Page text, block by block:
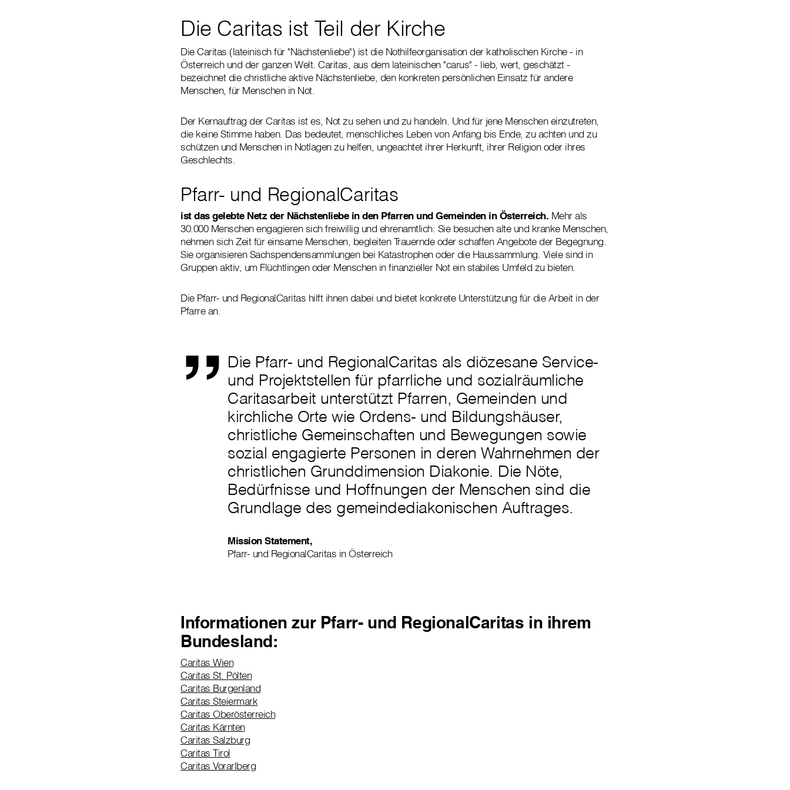
Die Caritas ist Teil der Kirche
Die Caritas (lateinisch für "Nächstenliebe") ist die Nothilfeorganisation der katholischen Kirche - in
Österreich und der ganzen Welt. Caritas, aus dem lateinischen "carus" - lieb, wert, geschätzt -
bezeichnet die christliche aktive Nächstenliebe, den konkreten persönlichen Einsatz für andere
Menschen, für Menschen in Not.
Der Kernauftrag der Caritas ist es, Not zu sehen und zu handeln. Und für jene Menschen einzutreten,
die keine Stimme haben. Das bedeutet, menschliches Leben von Anfang bis Ende, zu achten und zu
schützen und Menschen in Notlagen zu helfen, ungeachtet ihrer Herkunft, ihrer Religion oder ihres
Geschlechts.
Pfarr- und RegionalCaritas
ist das gelebte Netz der Nächstenliebe in den Pfarren und Gemeinden in Österreich. Mehr als
30.000 Menschen engagieren sich freiwillig und ehrenamtlich: Sie besuchen alte und kranke Menschen,
nehmen sich Zeit für einsame Menschen, begleiten Trauernde oder schaffen Angebote der Begegnung.
Sie organisieren Sachspendensammlungen bei Katastrophen oder die Haussammlung. Viele sind in
Gruppen aktiv, um Flüchtlingen oder Menschen in finanzieller Not ein stabiles Umfeld zu bieten.
Die Pfarr- und RegionalCaritas hilft ihnen dabei und bietet konkrete Unterstützung für die Arbeit in der
Pfarre an.
„ Die Pfarr- und RegionalCaritas als diözesane Service-
und Projektstellen für pfarrliche und sozialräumliche
Caritasarbeit unterstützt Pfarren, Gemeinden und
kirchliche Orte wie Ordens- und Bildungshäuser,
christliche Gemeinschaften und Bewegungen sowie
sozial engagierte Personen in deren Wahrnehmen der
christlichen Grunddimension Diakonie. Die Nöte,
Bedürfnisse und Hoffnungen der Menschen sind die
Grundlage des gemeindediakonischen Auftrages.
Mission Statement,
Pfarr- und RegionalCaritas in Österreich
Informationen zur Pfarr- und RegionalCaritas in ihrem
Bundesland:
Caritas Wien
Caritas St. Pölten
Caritas Burgenland
Caritas Steiermark
Caritas Oberösterreich
Caritas Kärnten
Caritas Salzburg
Caritas Tirol
Caritas Vorarlberg